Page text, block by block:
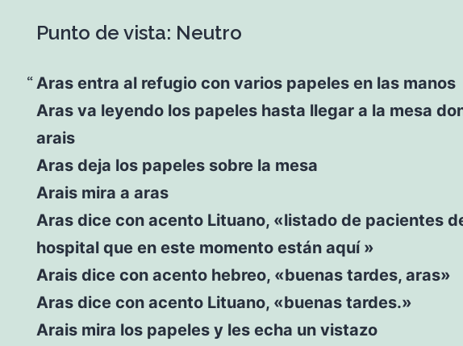
Punto de vista: Neutro
Aras entra al refugio con varios papeles en las manos
Aras va leyendo los papeles hasta llegar a la mesa
arais
Aras deja los papeles sobre la mesa
Arais mira a aras
Aras dice con acento Lituano, «listado de pacientes
hospital que en este momento están aquí »
Arais dice con acento hebreo, «buenas tardes, aras»
Aras dice con acento Lituano, «buenas tardes.»
Arais mira los papeles y les echa un vistazo